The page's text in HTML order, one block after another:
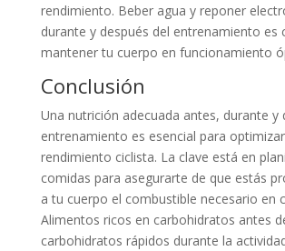
rendimiento. Beber agua y reponer
durante y después del entrenamiento es
mantener tu cuerpo en funcionamiento
Conclusión
Una nutrición adecuada antes, durante y
entrenamiento es esencial para
rendimiento ciclista. La clave está en
comidas para asegurarte de que estás
a tu cuerpo el combustible necesario en
Alimentos ricos en carbohidratos antes
carbohidratos rápidos durante la